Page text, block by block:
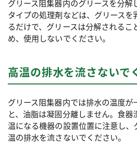
グリース阻集器内のグリースを分解
タイプの処理剤などは、グリースを
るだけで、グリースは分解されるこ
め、使用しないでください。
高温の排水を流さないで
グリース阻集器内では排水の温度が
と、油脂は凝固分離しません。食
温になる機器の設置位置に注意し、
温の排水を流さないでください。